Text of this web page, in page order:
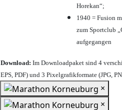
Horekan“;
1940 = Fusion
zum Sportclub
aufgegangen
Download: Im Downloadpaket sind 4
EPS, PDF) und 3 Pixelgrafikformate (JPG,
×
×